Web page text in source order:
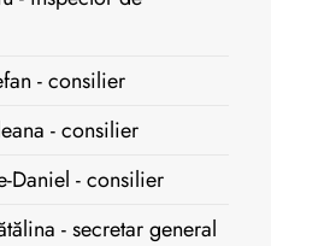
- consilier
- consilier
Daniel - consilier
- secretar general